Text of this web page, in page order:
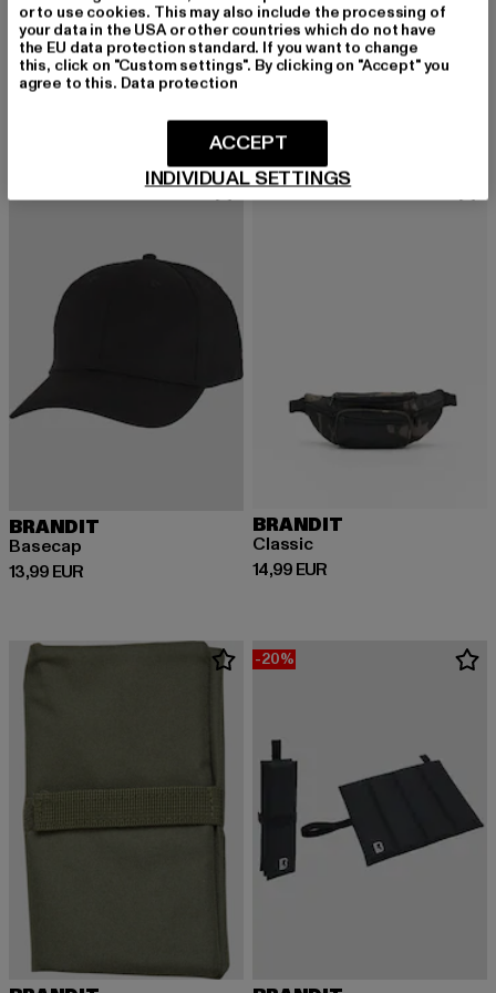
BRANDIT
Four
BRANDIT
Sunscreen
13,99 EUR
Derzeitiger Preis: 13,99 EUR
19,99 EURAktionspreis:
BRANDIT
Basecap
13,99 EUR
Derzeitiger Preis: 13,99 EUR
BRANDIT
Classic
14,99 EUR
Derzeitiger Preis: 14,99 EUR
-20%
or to use cookies. This may also include the processing of
your data in the USA or other countries which do not have
the EU data protection standard. If you want to change
this, click on "Custom settings". By clicking on "Accept" you
agree to this. Data protection
INDIVIDUAL SETTINGS
ACCEPT